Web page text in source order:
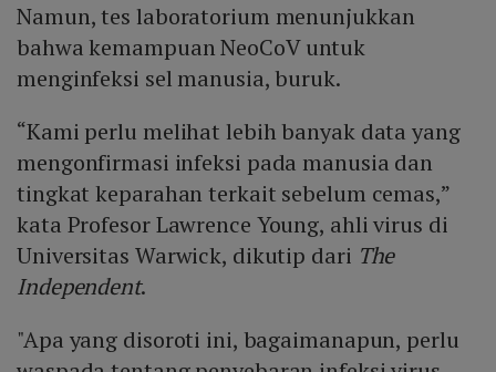
Namun, tes laboratorium menunjukkan
bahwa kemampuan NeoCoV untuk
menginfeksi sel manusia, buruk.
“Kami perlu melihat lebih banyak data yang
mengonfirmasi infeksi pada manusia dan
tingkat keparahan terkait sebelum cemas,”
kata Profesor Lawrence Young, ahli virus di
Universitas Warwick, dikutip dari The
Independent.
"Apa yang disoroti ini, bagaimanapun, perlu